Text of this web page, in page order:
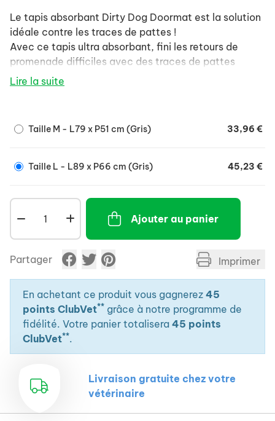
Le tapis absorbant Dirty Dog Doormat est la solution
idéale contre les traces de pattes !
Avec ce tapis ultra absorbant, fini les retours de
promenade difficiles avec des traces de pattes
partout dans la maison.
Caractéristiques :
saleté.
Ne glisse pas grâce à son côté antidérapant.
Lavable en machine à 30°.
80% polyester, 20% polyamide.
Lire la suite
Taille M - L79 x P51 cm (Gris) 33,96 €
Taille L - L89 x P66 cm (Gris) 45,23 €
Ajouter au panier
Partager Imprimer
En achetant ce produit vous gagnerez 45
points ClubVet** grâce à notre programme de
fidélité. Votre panier totalisera 45 points
ClubVet**.
Livraison gratuite chez votre
vétérinaire